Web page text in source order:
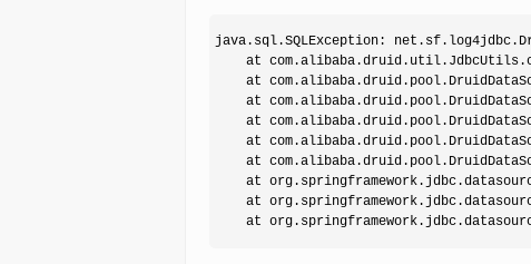
java.sql.SQLException:
at